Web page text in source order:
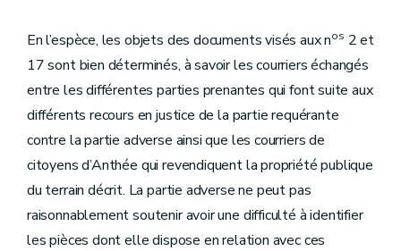
En l’espèce, les objets des documents visés aux nos 2 et
17 sont bien déterminés, à savoir les courriers échangés
entre les différentes parties prenantes qui font suite aux
différents recours en justice de la partie requérante
contre la partie adverse ainsi que les courriers de
citoyens d’Anthée qui revendiquent la propriété publique
du terrain décrit. La partie adverse ne peut pas
raisonnablement soutenir avoir une difficulté à identifier
les pièces dont elle dispose en relation avec ces